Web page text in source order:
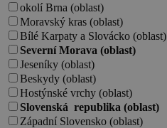
okolí Brna (oblast)
Moravský kras (oblast)
Bílé Karpaty a Slovácko (oblast)
Severní Morava (oblast)
Jeseníky (oblast)
Beskydy (oblast)
Hostýnské vrchy (oblast)
Slovenská republika (oblast)
Západní Slovensko (oblast)